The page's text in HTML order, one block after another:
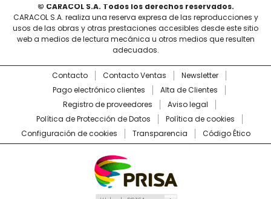
© CARACOL S.A. Todos los derechos reservados.
CARACOL S.A. realiza una reserva expresa de las reproducciones y
usos de las obras y otras prestaciones accesibles desde este sitio
web a medios de lectura mecánica u otros medios que resulten
adecuados.
Contacto Contacto Ventas
Newsletter
Pago electrónico clientes
Alta de Clientes
Registro de proveedores
Aviso legal
Política de Protección de Datos
Política de cookies
Configuración de cookies
Transparencia Código Ético